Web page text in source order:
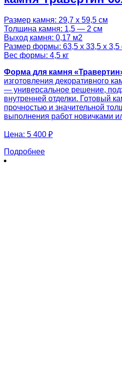
Размер камня: 29,7 х 59,5 см
Толщина камня: 1,5 — 2 см
Выход камня: 0,17 м2
Размер формы: 63,5 х 33,5 х 3,5
Вес формы: 4,5 кг
Форма для камня
изготовления декоративного
— универсальное решение,
внутренней отделки. Готовый
прочностью и значительной
выполнения работ новичками
Цена: 5 400 ₽
Подробнее